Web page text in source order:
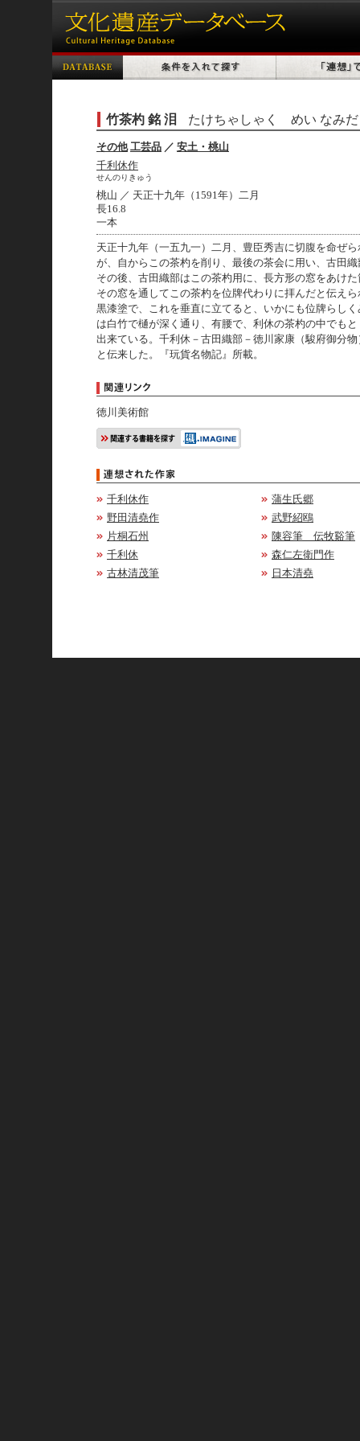
竹茶杓 銘 泪 たけちゃしゃく めい なみだ
その他 工芸品 ／ 安土・桃山
千利休作
せんのりきゅう
桃山 ／ 天正十九年（1591年）二月
長16.8
一本
天正十九年（一五九一）二月、豊臣秀吉に切腹を命ぜ
が、自からこの茶杓を削り、最後の茶会に用い、古田
その後、古田織部はこの茶杓用に、長方形の窓をあけ
その窓を通してこの茶杓を位牌代わりに拝んだと伝え
黒漆塗で、これを垂直に立てると、いかにも位牌らし
は白竹で樋が深く通り、有腰で、利休の茶杓の中でも
出来ている。千利休－古田織部－徳川家康（駿府御分
と伝来した。『玩貨名物記』所載。
徳川美術館
千利休作
蒲生氏郷
野田清堯作
武野紹鴎
片桐石州
陳容筆 伝牧谿筆
千利休
森仁左衛門作
古林清茂筆
日本清堯